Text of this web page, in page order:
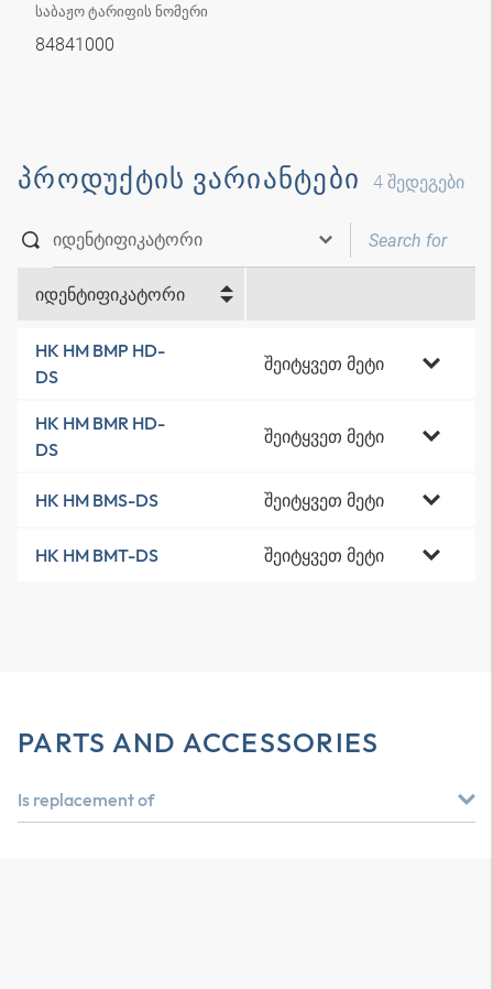
საბაჟო ტარიფის ნომერი
84841000
ᲞᲠᲝᲓᲣᲥᲢᲘᲡ ᲕᲐᲠᲘᲐᲜᲢᲔᲑᲘ 4შედეგები
იდენტიფიკატორი
HK HM BMP HD-
DS
შეიტყვეთ მეტი
HK HM BMR HD-
DS
შეიტყვეთ მეტი
HK HM BMS-DS შეიტყვეთ მეტი
HK HM BMT-DS შეიტყვეთ მეტი
PARTS AND ACCESSORIES
Is replacement of